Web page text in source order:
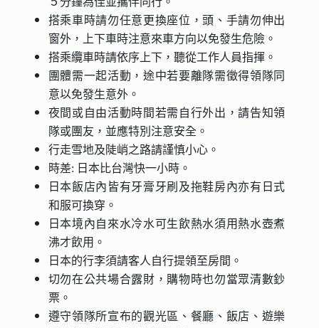
搭乘車時請勿任意更換座位，頭、手請勿伸出
窗外，上下車時注意來車方向以免發生危險。
搭乘纜車時請依序上下，聽從工作人員指揮。
團體需一起活動，途中若要離隊需徵得領隊同
意以免發生意外。
夜間或自由活動時間若需自行外出，請告知領
隊或團友，並應特別注意安全。
行走雪地及陡峭之路請謹慎小心。
時差: 日本比台灣快一小時。
日本飯店內皆有牙膏牙刷及拖鞋房內亦有日式
和服可換穿。
日本境內自來水冷水可生飲熱水須用熱水壺煮
沸才飲用。
日本的行李須請客人自行提領至房間。
切勿在公共場合露財，購物時也勿當眾清數鈔
票。
遵守領隊所宣布的觀光區、餐廳、飯店、遊樂